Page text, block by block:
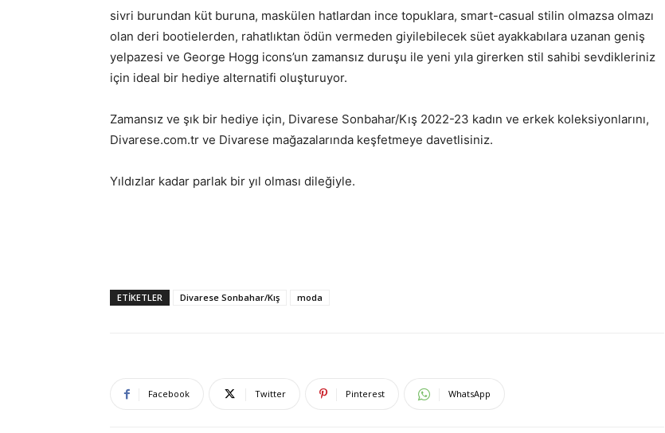
sivri burundan küt buruna, maskülen hatlardan ince topuklara, smart-casual stilin olmazsa olmazı
olan deri bootielerden, rahatlıktan ödün vermeden giyilebilecek süet ayakkabılara uzanan geniş
yelpazesi ve George Hogg icons’un zamansız duruşu ile yeni yıla girerken stil sahibi sevdikleriniz
için ideal bir hediye alternatifi oluşturuyor.
Zamansız ve şık bir hediye için, Divarese Sonbahar/Kış 2022-23 kadın ve erkek koleksiyonlarını,
Divarese.com.tr ve Divarese mağazalarında keşfetmeye davetlisiniz.
Yıldızlar kadar parlak bir yıl olması dileğiyle.
ETIKETLER Divarese Sonbahar/Kış moda
Facebook Twitter Pinterest WhatsApp